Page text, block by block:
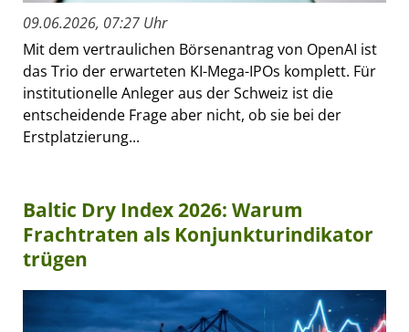
09.06.2026, 07:27 Uhr
Mit dem vertraulichen Börsenantrag von OpenAI ist
das Trio der erwarteten KI-Mega-IPOs komplett. Für
institutionelle Anleger aus der Schweiz ist die
entscheidende Frage aber nicht, ob sie bei der
Erstplatzierung...
Baltic Dry Index 2026: Warum
Frachtraten als Konjunkturindikator
trügen